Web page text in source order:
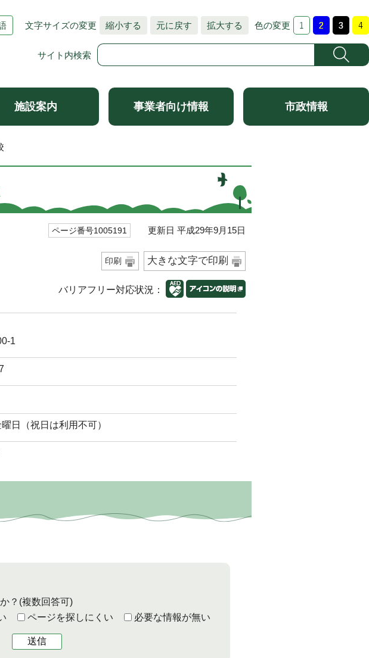
文字サイズの変更 縮小する 元に戻す 拡大する 色の変更
サイト内検索
施設案内 事業者向け情報 市政情報
ページ番号1005191 更新日 平成29年9月15日
印刷 大きな文字で印刷
バリアフリー対応状況：
1
日（祝日は利用不可）
？ (複数回答可)
ページを探しにくい 必要な情報が無い
送信